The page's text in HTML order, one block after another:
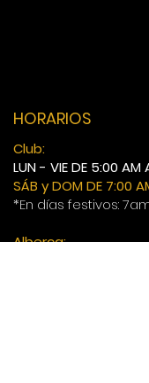
HORARIOS
Club:
LUN - VIE DE 5:00 AM
SÁB y DOM DE 7:00
*En días festivos:
Alberca: